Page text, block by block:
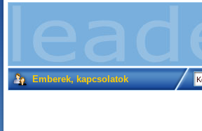
Emberek, kapcsolatok